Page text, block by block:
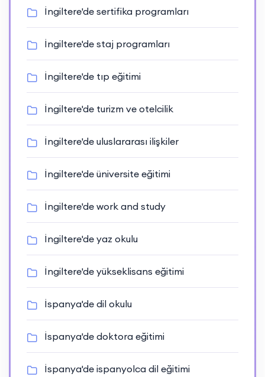
İngiltere'de sertifika programları
İngiltere'de staj programları
İngiltere'de tıp eğitimi
İngiltere'de turizm ve otelcilik
İngiltere'de uluslararası ilişkiler
İngiltere'de üniversite eğitimi
İngiltere'de work and study
İngiltere'de yaz okulu
İngiltere'de yükseklisans eğitimi
İspanya'de dil okulu
İspanya'de doktora eğitimi
İspanya'de ispanyolca dil eğitimi